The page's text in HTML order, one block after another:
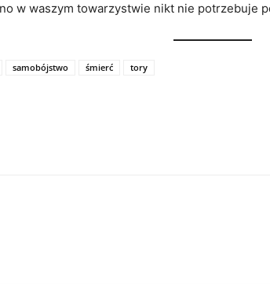
w waszym towarzystwie nikt nie potrzebuje
samobójstwo śmierć tory